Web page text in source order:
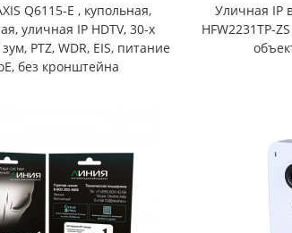
Q6115-E , купольная,
уличная IP HDTV, 30-х
PTZ, WDR, EIS, питание
без кронштейна
Уличная IP
HFW2231TP-